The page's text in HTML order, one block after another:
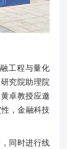
工程与量化
究院助理院
卓教授应邀
，金融科技
同时进行线